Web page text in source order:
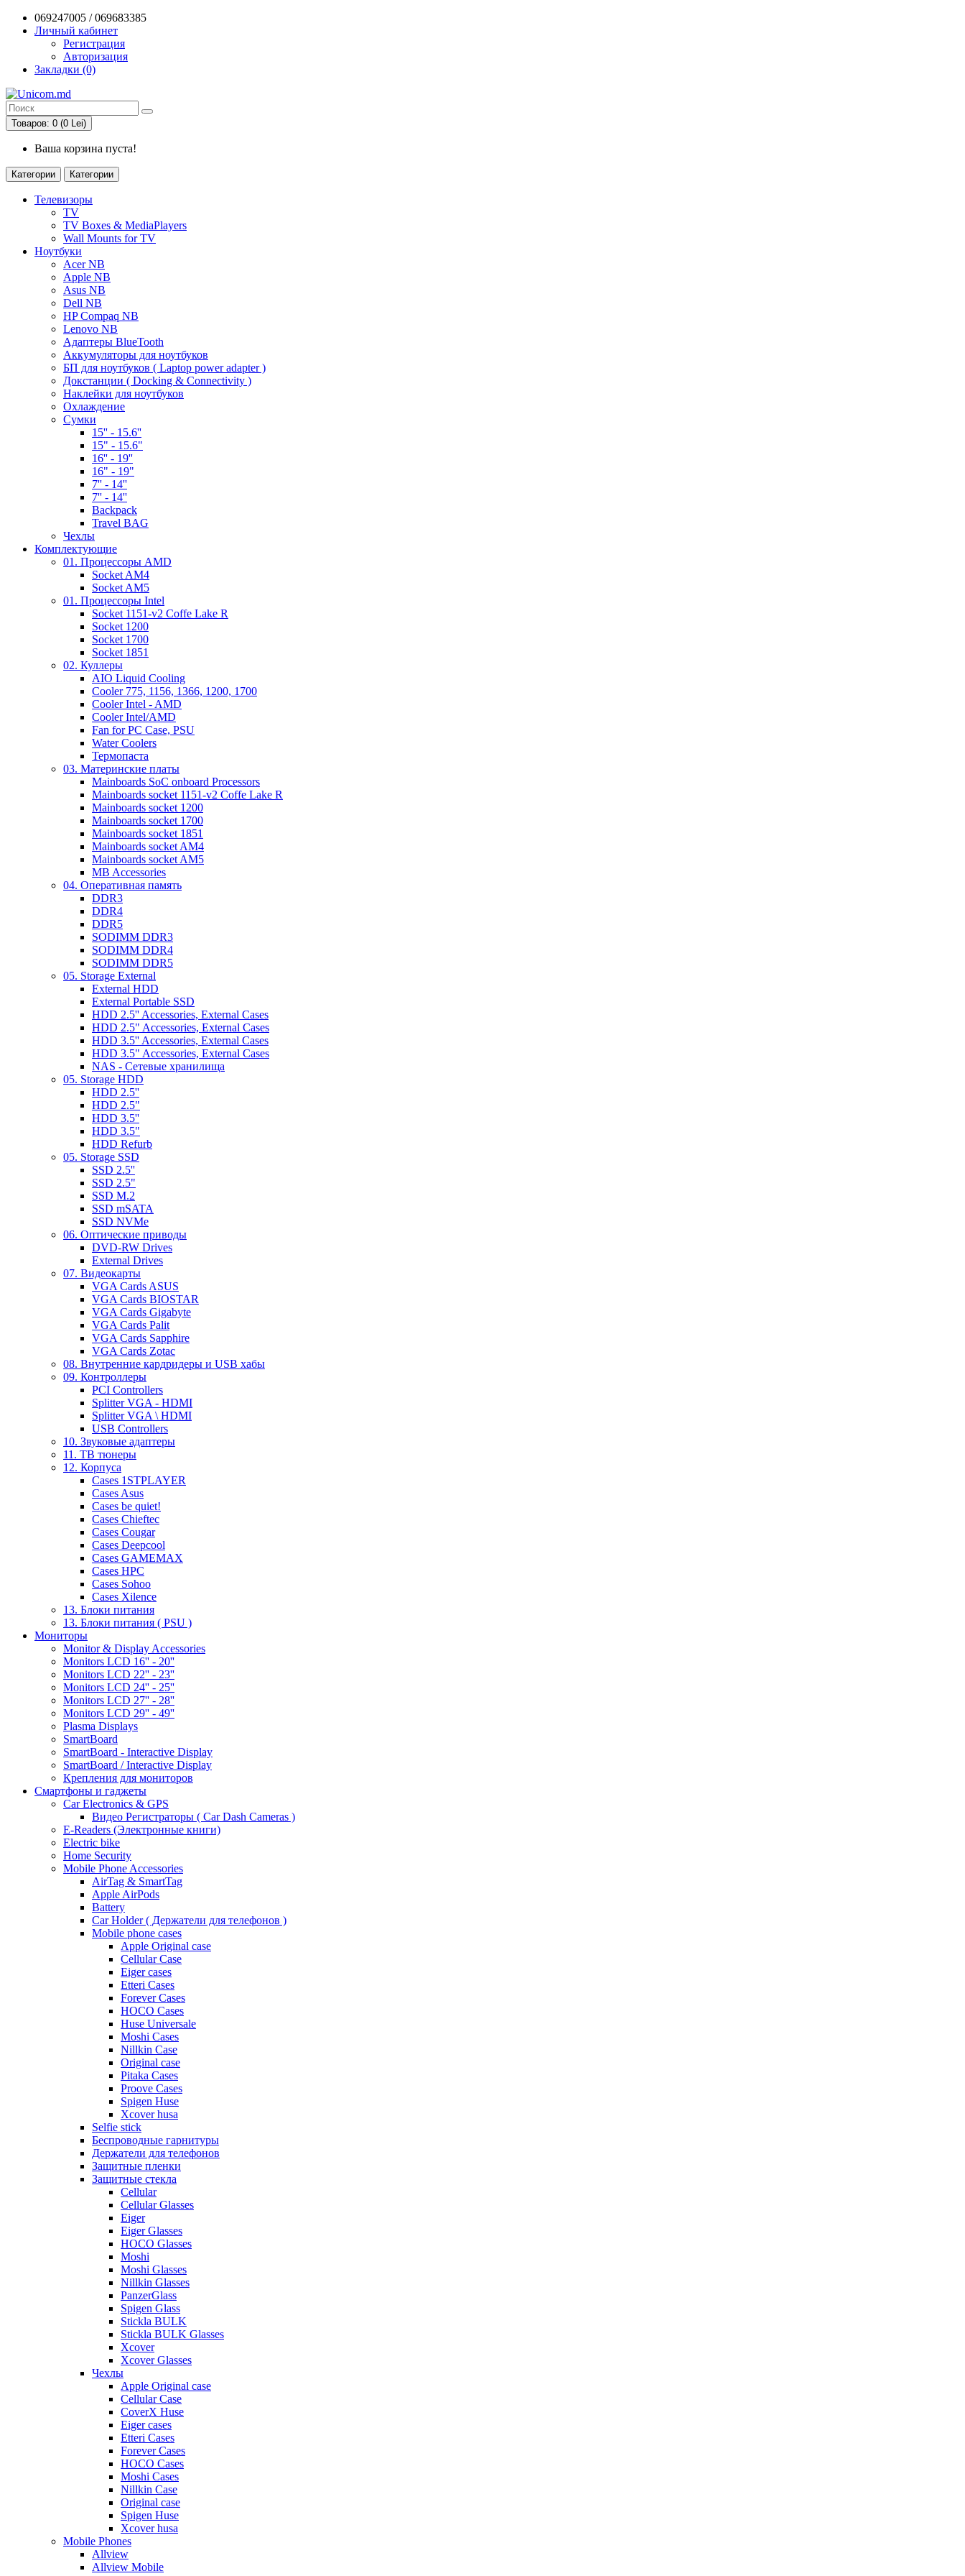
069247005 / 069683385
Личный кабинет
Регистрация
Авторизация
Закладки (0)
Товаров: 0 (0 Lei)
Ваша корзина пуста!
Категории Категории
Телевизоры
TV
TV Boxes & MediaPlayers
Wall Mounts for TV
Ноутбуки
Acer NB
Apple NB
Asus NB
Dell NB
HP Compaq NB
Lenovo NB
Адаптеры BlueTooth
Аккумуляторы для ноутбуков
БП для ноутбуков ( Laptop power adapter )
Докстанции ( Docking & Connectivity )
Наклейки для ноутбуков
Охлаждение
Сумки
15'' - 15.6''
15" - 15.6"
16'' - 19''
16" - 19"
7'' - 14''
7'' - 14''
Backpack
Travel BAG
Чехлы
Комплектующие
01. Процессоры AMD
Socket AM4
Socket AM5
01. Процессоры Intel
Socket 1151-v2 Coffe Lake R
Socket 1200
Socket 1700
Socket 1851
02. Куллеры
AIO Liquid Cooling
Cooler 775, 1156, 1366, 1200, 1700
Cooler Intel - AMD
Cooler Intel/AMD
Fan for PC Case, PSU
Water Coolers
Термопаста
03. Материнские платы
Mainboards SoC onboard Processors
Mainboards socket 1151-v2 Coffe Lake R
Mainboards socket 1200
Mainboards socket 1700
Mainboards socket 1851
Mainboards socket AM4
Mainboards socket AM5
MB Accessories
04. Оперативная память
DDR3
DDR4
DDR5
SODIMM DDR3
SODIMM DDR4
SODIMM DDR5
05. Storage External
External HDD
External Portable SSD
HDD 2.5'' Accessories, External Cases
HDD 2.5" Accessories, External Cases
HDD 3.5'' Accessories, External Cases
HDD 3.5" Accessories, External Cases
NAS - Сетевые хранилища
05. Storage HDD
HDD 2.5''
HDD 2.5"
HDD 3.5''
HDD 3.5"
HDD Refurb
05. Storage SSD
SSD 2.5''
SSD 2.5"
SSD M.2
SSD mSATA
SSD NVMe
06. Оптические приводы
DVD-RW Drives
External Drives
07. Видеокарты
VGA Cards ASUS
VGA Cards BIOSTAR
VGA Cards Gigabyte
VGA Cards Palit
VGA Cards Sapphire
VGA Cards Zotac
08. Внутренние кардридеры и USB хабы
09. Контроллеры
PCI Controllers
Splitter VGA - HDMI
Splitter VGA \ HDMI
USB Controllers
10. Звуковые адаптеры
11. ТВ тюнеры
12. Корпуса
Cases 1STPLAYER
Cases Asus
Cases be quiet!
Cases Chieftec
Cases Cougar
Cases Deepcool
Cases GAMEMAX
Cases HPC
Cases Sohoo
Cases Xilence
13. Блоки питания
13. Блоки питания ( PSU )
Мониторы
Monitor & Display Accessories
Monitors LCD 16'' - 20''
Monitors LCD 22'' - 23''
Monitors LCD 24'' - 25''
Monitors LCD 27'' - 28''
Monitors LCD 29'' - 49''
Plasma Displays
SmartBoard
SmartBoard - Interactive Display
SmartBoard / Interactive Display
Крепления для мониторов
Смартфоны и гаджеты
Car Electronics & GPS
Видео Регистраторы ( Car Dash Cameras )
E-Readers (Электронные книги)
Electric bike
Home Security
Mobile Phone Accessories
AirTag & SmartTag
Apple AirPods
Battery
Car Holder ( Держатели для телефонов )
Mobile phone cases
Apple Original case
Cellular Case
Eiger cases
Etteri Cases
Forever Cases
HOCO Cases
Huse Universale
Moshi Cases
Nillkin Case
Original case
Pitaka Cases
Proove Cases
Spigen Huse
Xcover husa
Selfie stick
Беспроводные гарнитуры
Держатели для телефонов
Защитные пленки
Защитные стекла
Cellular
Cellular Glasses
Eiger
Eiger Glasses
HOCO Glasses
Moshi
Moshi Glasses
Nillkin Glasses
PanzerGlass
Spigen Glass
Stickla BULK
Stickla BULK Glasses
Xcover
Xcover Glasses
Чехлы
Apple Original case
Cellular Case
CoverX Huse
Eiger cases
Etteri Cases
Forever Cases
HOCO Cases
Moshi Cases
Nillkin Case
Original case
Spigen Huse
Xcover husa
Mobile Phones
Allview
Allview Mobile